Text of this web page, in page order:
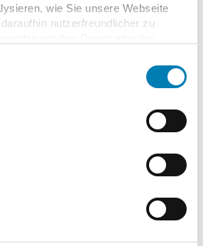
wie Sie unsere Webseite
nutzerfreundlicher zu
verarbeitet. Mit einem
stimmen Sie der
zu. Über die Schaltfläche „Nur
können Sie die nicht
persönlichen Bedürfnisse individuell
Ihre Einwilligung jederzeit mit
in unseren
mit weiteren